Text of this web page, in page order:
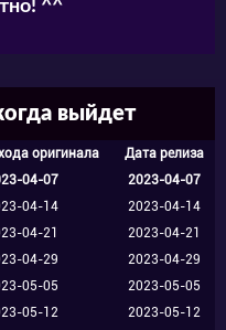
работу с
эта девушка
и сама
была
пор узнаёт в ней
пойти по стопам
^^
выйдет
оригинала
Дата релиза
04-07
2023-04-07
04-14
2023-04-14
04-21
2023-04-21
04-29
2023-04-29
05-05
2023-05-05
05-12
2023-05-12